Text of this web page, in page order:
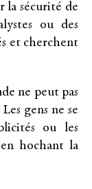
la sécurité de
ou des
et cherchent
ne peut pas
gens ne se
ou les
hochant la